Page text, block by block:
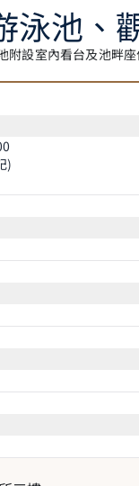
泳池、
附設室內看台及池畔
)